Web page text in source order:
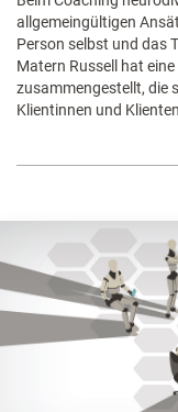
allgemeingültigen
Person selbst und das
Matern Russell hat
zusammengestellt, die
Klientinnen und